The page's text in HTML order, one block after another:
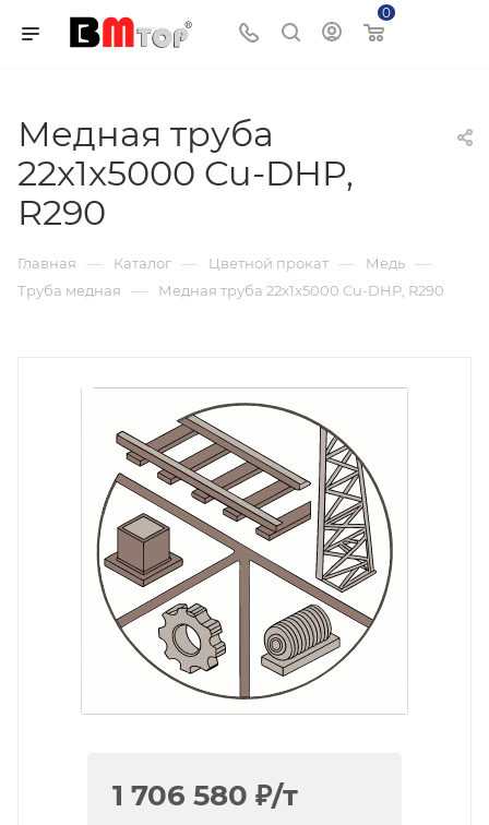
0
Медная труба
22x1x5000 Cu-DHP,
R290
Главная — Каталог — Цветной прокат — Медь —
Труба медная — Медная труба 22x1x5000 Cu-DHP, R290
1 706 580 ₽/т